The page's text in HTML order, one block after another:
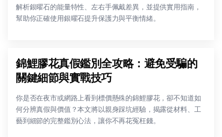
解析銀曜石的能量特性、左右手佩戴差異，並提供實用指南，
幫助你正確使用銀曜石提升保護力與平衡情緒。
錦鯉膠花真假鑑別全攻略：避免受騙的
關鍵細節與實戰技巧
你是否在夜市或網路上看到標價懸殊的錦鯉膠花，卻不知道如
何分辨真假與價值？本文將以親身踩坑經驗，揭露從材料、工
藝到細節的完整鑑別心法，讓你不再花冤枉錢。